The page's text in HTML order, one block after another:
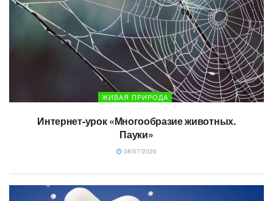
ЖИВАЯ ПРИРОДА
Интернет-урок «Многообразие животных.
Пауки»
08/07/2026